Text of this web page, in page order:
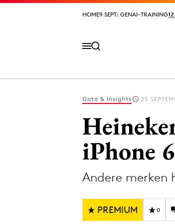
HOME9 SEPT: GENAI-TRAINING
HOME9 SEPT: GENAI-TRAINING
Data & Insights 25
iPhone
Andere merken
PREMIUM 0